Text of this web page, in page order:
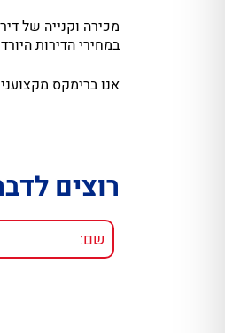
מכירה וקנייה של
במחירי הדירות
אנו ברימקס
רוצים